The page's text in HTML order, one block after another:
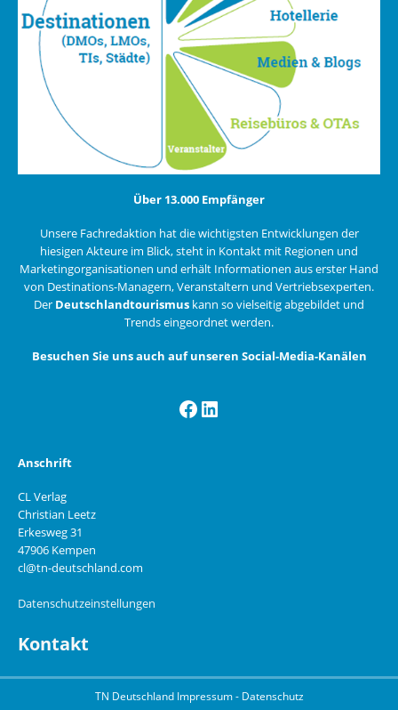
Über 13.000 Empfänger
Unsere Fachredaktion hat die wichtigsten Entwicklungen der
hiesigen Akteure im Blick, steht in Kontakt mit Regionen und
Marketingorganisationen und erhält Informationen aus erster Hand
von Destinations-Managern, Veranstaltern und Vertriebsexperten.
Der Deutschlandtourismus kann so vielseitig abgebildet und
Trends eingeordnet werden.
Besuchen Sie uns auch auf unseren Social-Media-Kanälen
Facebook
LinkedIn
Anschrift
CL Verlag
Christian Leetz
Erkesweg 31
47906 Kempen
cl@tn-deutschland.com
Datenschutzeinstellungen
Kontakt
TN Deutschland Impressum- Datenschutz